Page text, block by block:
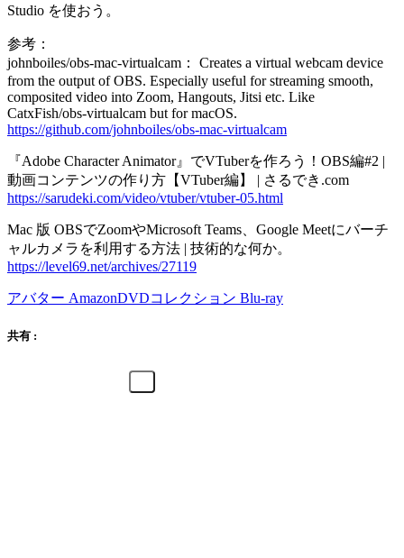
Studio を使おう。
参考：
johnboiles/obs-mac-virtualcam： Creates a virtual webcam device
from the output of OBS. Especially useful for streaming smooth,
composited video into Zoom, Hangouts, Jitsi etc. Like
CatxFish/obs-virtualcam but for macOS.
https://github.com/johnboiles/obs-mac-virtualcam
『Adobe Character Animator』でVTuberを作ろう！OBS編#2 |
動画コンテンツの作り方【VTuber編】 | さるでき.com
https://sarudeki.com/video/vtuber/vtuber-05.html
Mac 版 OBSでZoomやMicrosoft Teams、Google Meetにバーチ
ャルカメラを利用する方法 | 技術的な何か。
https://level69.net/archives/27119
アバター AmazonDVDコレクション Blu-ray
共有 :